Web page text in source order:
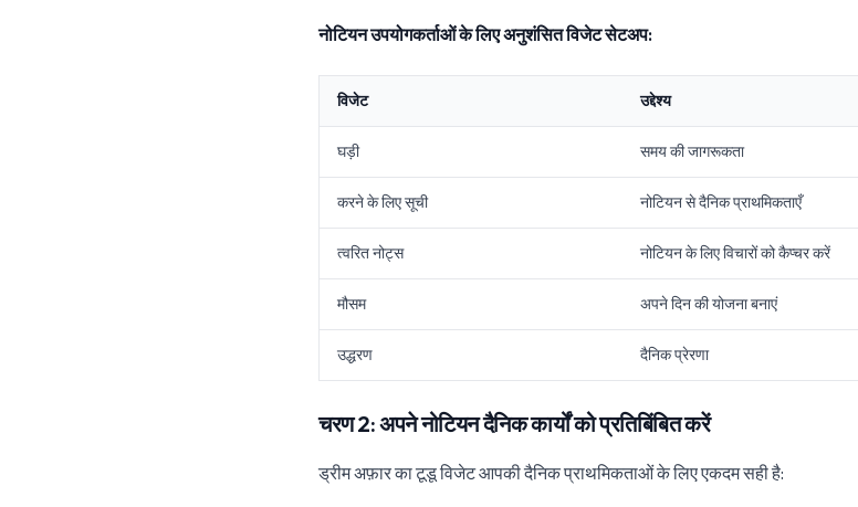
नोटियन उपयोगकर्ताओं के लिए अनुशंसित विजेट सेटअप:
विजेट उद्देश्य
घड़ी समय की जागरूकता
करने के लिए सूची नोटियन से दैनिक प्राथमिकताएँ
त्वरित नोट्स नोटियन के लिए विचारों को कैप्चर करें
मौसम अपने दिन की योजना बनाएं
उद्धरण दैनिक प्रेरणा
चरण 2: अपने नोटियन दैनिक कार्यों को प्रतिबिंबित करें
ड्रीम अफ़ार का टूडू विजेट आपकी दैनिक प्राथमिकताओं के लिए एकदम सही है: